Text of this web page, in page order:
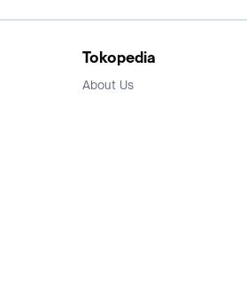
Tokopedia
About Us